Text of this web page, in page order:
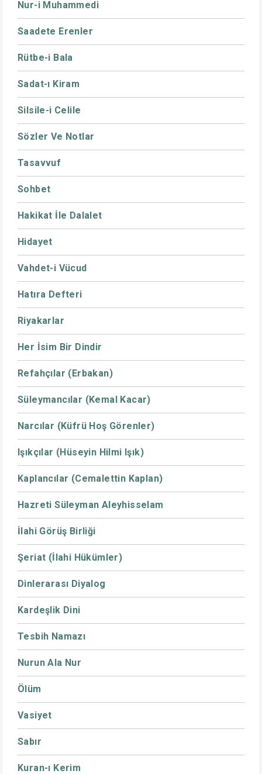
Nur-i Muhammedi
Saadete Erenler
Rütbe-i Bala
Sadat-ı Kiram
Silsile-i Celile
Sözler Ve Notlar
Tasavvuf
Sohbet
Hakikat İle Dalalet
Hidayet
Vahdet-i Vücud
Hatıra Defteri
Riyakarlar
Her İsim Bir Dindir
Refahçılar (Erbakan)
Süleymancılar (Kemal Kacar)
Narcılar (Küfrü Hoş Görenler)
Işıkçılar (Hüseyin Hilmi Işık)
Kaplancılar (Cemalettin Kaplan)
Hazreti Süleyman Aleyhisselam
İlahi Görüş Birliği
Şeriat (İlahi Hükümler)
Dinlerarası Diyalog
Kardeşlik Dini
Tesbih Namazı
Nurun Ala Nur
Ölüm
Vasiyet
Sabır
Kuran-ı Kerim